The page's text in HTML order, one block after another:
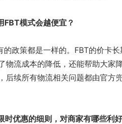
FBT模式会越便宜？
的政策都是一样的。FBT的价卡
物流成本的降低，还能帮助大家
后续所有物流相关问题都由官方
时优惠的细则，对商家有哪些利